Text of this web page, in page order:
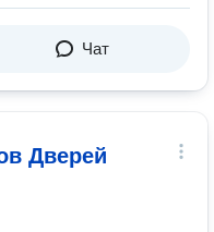
Чат
Дверей